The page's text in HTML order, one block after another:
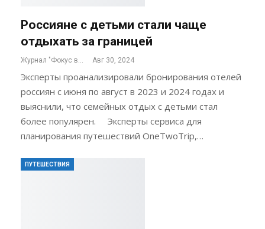
Россияне с детьми стали чаще
отдыхать за границей
Журнал "Фокус внимания" Авг 30, 2024
Эксперты проанализировали бронирования отелей
россиян с июня по август в 2023 и 2024 годах и
выяснили, что семейных отдых с детьми стал
более популярен. Эксперты сервиса для
планирования путешествий OneTwoTrip,…
ПУТЕШЕСТВИЯ